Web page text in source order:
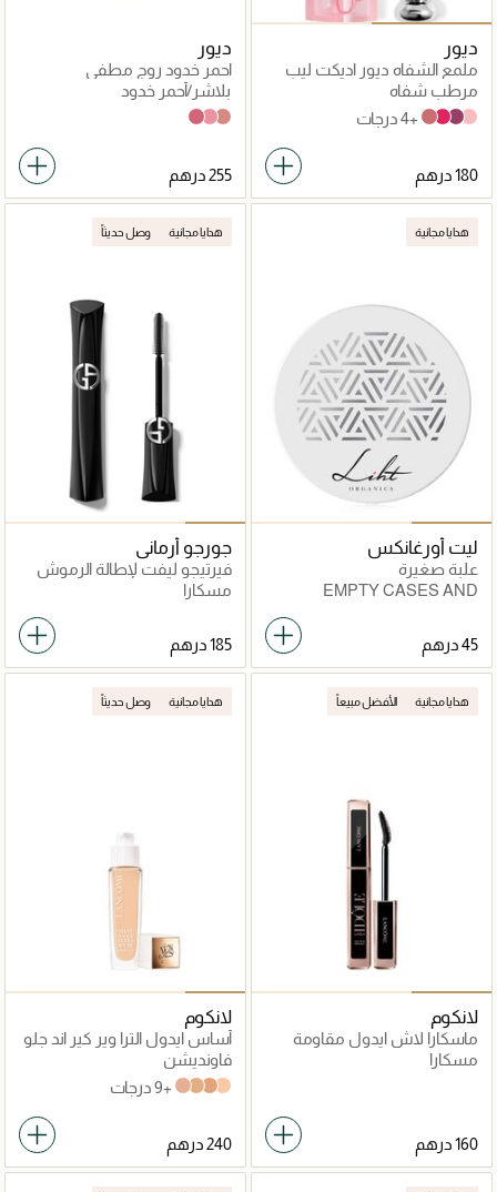
ديور
ملمع الشفاه ديور اديكت ليب
جلو
مرطب شفاه
001 Pink
006 Berry
007 Raspberry
012 Rosewood +4 درجات
ديور
احمر خدود روج مطفي
بلاشر/أحمر خدود
100 Nude Look
475 Rose Caprice
962 Poison
هدايا مجانية
ليت أورغانكس
علبة صغيرة
EMPTY CASES AND
هدايا مجانية وصل حديثاً
جورجو أرماني
فيرتيجو ليفت لإطالة الرموش
مسكارا
هدايا مجانية الأفضل مبيعاً
لانكوم
ماسكارا لاش ايدول مقاومة
للماء
مسكارا
هدايا مجانية وصل حديثاً
لانكوم
أساس ايدول الترا وير كير اند جلو
فاونديشن
125W
400W
240W
220C
+9 درجات